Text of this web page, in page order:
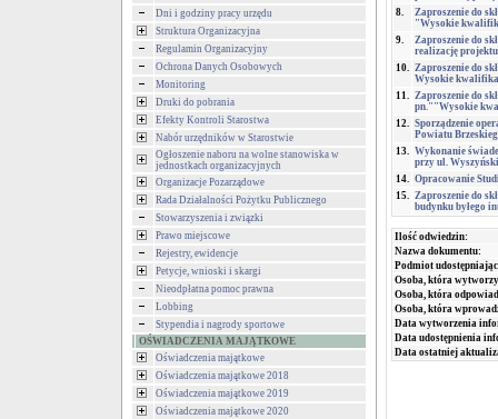
Dni i godziny pracy urzędu
Struktura Organizacyjna
Regulamin Organizacyjny
Ochrona Danych Osobowych
Monitoring
Druki do pobrania
Efekty Kontroli Starostwa
Nabór urzędników w Starostwie
Ogłoszenie naboru na wolne stanowiska w
jednostkach organizacyjnych
Organizacje Pozarządowe
Rada Działalności Pożytku Publicznego
Stowarzyszenia i związki
Prawo miejscowe
Rejestry, ewidencje
Petycje, wnioski i skargi
Nieodpłatna pomoc prawna
Lobbing
Stypendia i nagrody sportowe
OŚWIADCZENIA MAJĄTKOWE
Oświadczenia majątkowe
Oświadczenia majątkowe 2018
Oświadczenia majątkowe 2019
Oświadczenia majątkowe 2020
8.
Zaproszenie do
"Wysokie
9.
Zaproszenie do
realizację
10. Zaproszenie do
Wysokie
11. Zaproszenie do
pn.""Wysokie
12. Sporządzenie
Powiatu
13. Wykonanie
przy ul.
14. Opracowanie
15. Zaproszenie do
budynku byłego
Ilość odwiedzin:
Nazwa dokumentu:
Podmiot
Osoba, która
Osoba, która
Osoba, która
Data wytworzenia
Data udostępnienia
Data ostatniej